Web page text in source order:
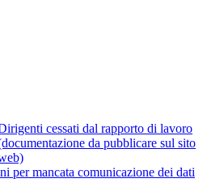
cessati dal rapporto di lavoro
da pubblicare sul sito
per mancata comunicazione dei dati